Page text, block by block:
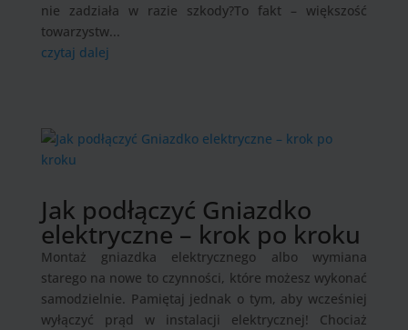
nie zadziała w razie szkody?To fakt – większość
towarzystw...
czytaj dalej
Jak podłączyć Gniazdko
elektryczne – krok po kroku
Montaż gniazdka elektrycznego albo wymiana
starego na nowe to czynności, które możesz wykonać
samodzielnie. Pamiętaj jednak o tym, aby wcześniej
wyłączyć prąd w instalacji elektrycznej! Chociaż